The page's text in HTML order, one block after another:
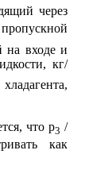
через
на входе и
кг/
что p3 /
как